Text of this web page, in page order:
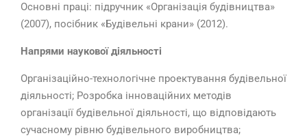
Основні праці: підручник «Організація будівництва»
(2007), посібник «Будівельні крани» (2012).
Напрями наукової діяльності
Організаційно-технологічне проектування будівельної
діяльності; Розробка інноваційних методів
організації будівельної діяльності, що відповідають
сучасному рівню будівельного виробництва;